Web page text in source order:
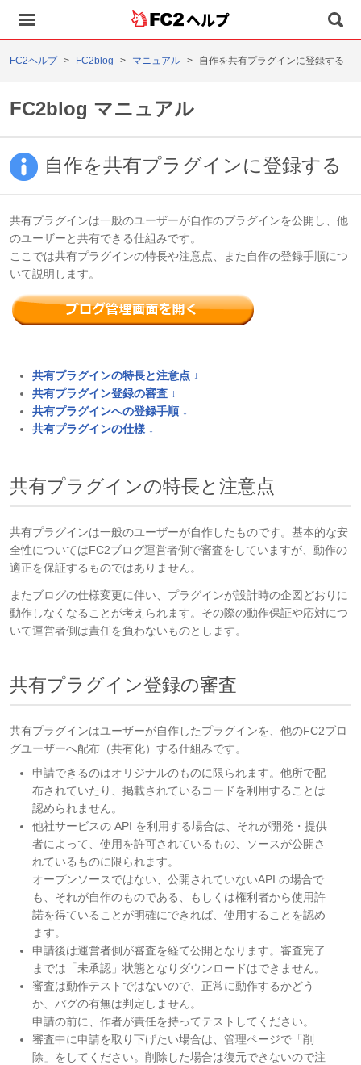
ヘルプ
FC2ヘルプ FC2blog マニュアル 自作を共有プラグインに登録する
FC2blog マニュアル
自作を共有プラグインに登録する
共有プラグインは一般のユーザーが自作のプラグインを公開し、他
のユーザーと共有できる仕組みです。
ここでは共有プラグインの特長や注意点、また自作の登録手順につ
いて説明します。
共有プラグインの特長と注意点 ↓
共有プラグイン登録の審査 ↓
共有プラグインへの登録手順 ↓
共有プラグインの仕様 ↓
共有プラグインの特長と注意点
共有プラグインは一般のユーザーが自作したものです。基本的な安
全性についてはFC2ブログ運営者側で審査をしていますが、動作の
適正を保証するものではありません。
またブログの仕様変更に伴い、プラグインが設計時の企図どおりに
動作しなくなることが考えられます。その際の動作保証や応対につ
いて運営者側は責任を負わないものとします。
共有プラグイン登録の審査
共有プラグインはユーザーが自作したプラグインを、他のFC2ブロ
グユーザーへ配布（共有化）する仕組みです。
申請できるのはオリジナルのものに限られます。他所で配
布されていたり、掲載されているコードを利用することは
認められません。
他社サービスの API を利用する場合は、それが開発・提供
者によって、使用を許可されているもの、ソースが公開さ
れているものに限られます。
オープンソースではない、公開されていないAPI の場合で
も、それが自作のものである、もしくは権利者から使用許
諾を得ていることが明確にできれば、使用することを認め
ます。
申請後は運営者側が審査を経て公開となります。審査完了
までは「未承認」状態となりダウンロードはできません。
審査は動作テストではないので、正常に動作するかどう
か、バグの有無は判定しません。
申請の前に、作者が責任を持ってテストしてください。
審査中に申請を取り下げたい場合は、管理ページで「削
除」をしてください。削除した場合は復元できないので注